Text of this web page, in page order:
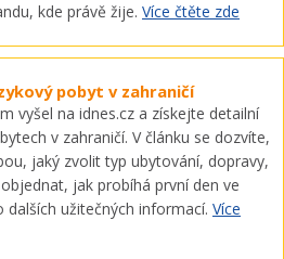
kde právě žije. Více čtěte zde
pobyt v zahraničí
vyšel na idnes.cz a získejte detailní
v zahraničí. V článku se dozvíte,
jaký zvolit typ ubytování, dopravy,
jak probíhá první den ve
užitečných informací. Více